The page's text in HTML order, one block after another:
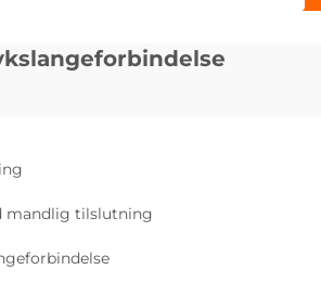
mandlig tilslutning